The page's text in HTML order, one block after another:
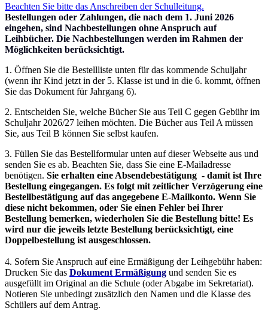
Beachten Sie bitte das Anschreiben der Schulleitung.
Bestellungen oder Zahlungen, die nach dem 1. Juni 2026
eingehen, sind Nachbestellungen ohne Anspruch auf
Leihbücher. Die Nachbestellungen werden im Rahmen der
Möglichkeiten berücksichtigt.
1. Öffnen Sie die Bestellliste unten für das kommende Schuljahr
(wenn ihr Kind jetzt in der 5. Klasse ist und in die 6. kommt, öffnen
Sie das Dokument für Jahrgang 6).
2. Entscheiden Sie, welche Bücher Sie aus Teil C gegen Gebühr im
Schuljahr 2026/27 leihen möchten. Die Bücher aus Teil A müssen
Sie, aus Teil B können Sie selbst kaufen.
3. Füllen Sie das Bestellformular unten auf dieser Webseite aus und
senden Sie es ab. Beachten Sie, dass Sie eine E-Mailadresse
benötigen. Sie erhalten eine Absendebestätigung - damit ist Ihre
Bestellung eingegangen. Es folgt mit zeitlicher Verzögerung eine
Bestellbestätigung auf das angegebene E-Mailkonto. Wenn Sie
diese nicht bekommen, oder Sie einen Fehler bei Ihrer
Bestellung bemerken, wiederholen Sie die Bestellung bitte! Es
wird nur die jeweils letzte Bestellung berücksichtigt, eine
Doppelbestellung ist ausgeschlossen.
4. Sofern Sie Anspruch auf eine Ermäßigung der Leihgebühr haben:
Drucken Sie das Dokument Ermäßigung und senden Sie es
ausgefüllt im Original an die Schule (oder Abgabe im Sekretariat).
Notieren Sie unbedingt zusätzlich den Namen und die Klasse des
Schülers auf dem Antrag.